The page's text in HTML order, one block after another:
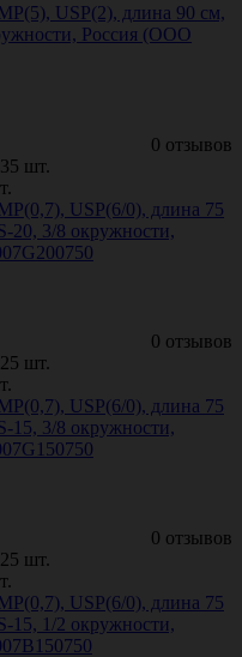
USP(2), длина 90 см,
Россия (ООО
0 отзывов
шт.
USP(6/0), длина 75
20, 3/8 окружности,
0 отзывов
шт.
USP(6/0), длина 75
15, 3/8 окружности,
0 отзывов
шт.
USP(6/0), длина 75
15, 1/2 окружности,